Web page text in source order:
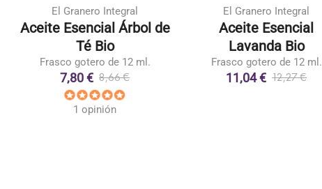
El Granero Integral
Aceite Esencial Árbol de
Té Bio
Frasco gotero de 12 ml.
7,80 € 8,66 €
1 opinión
El Granero Integral
Aceite Esencial
Lavanda Bio
Frasco gotero de 12 ml.
11,04 € 12,27 €